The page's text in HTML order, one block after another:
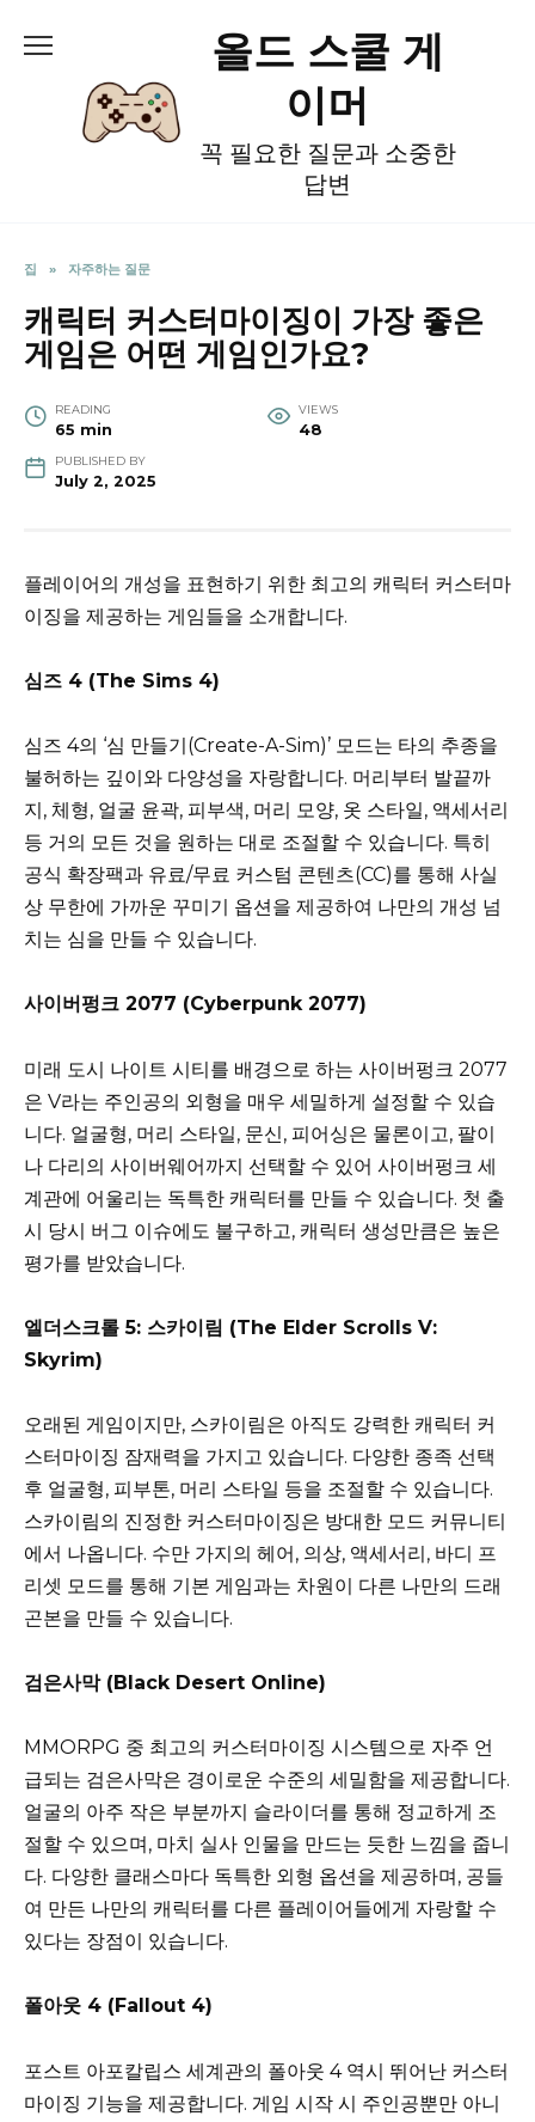
올드 스쿨 게
이머
꼭 필요한 질문과 소중한
답변
집 » 자주하는 질문
캐릭터 커스터마이징이 가장 좋은
게임은 어떤 게임인가요?
READING
65 min
VIEWS
48
PUBLISHED BY
July 2, 2025
플레이어의 개성을 표현하기 위한 최고의 캐릭터 커스터마
이징을 제공하는 게임들을 소개합니다.
심즈 4 (The Sims 4)
심즈 4의 ‘심 만들기(Create-A-Sim)’ 모드는 타의 추종을
불허하는 깊이와 다양성을 자랑합니다. 머리부터 발끝까
지, 체형, 얼굴 윤곽, 피부색, 머리 모양, 옷 스타일, 액세서리
등 거의 모든 것을 원하는 대로 조절할 수 있습니다. 특히
공식 확장팩과 유료/무료 커스텀 콘텐츠(CC)를 통해 사실
상 무한에 가까운 꾸미기 옵션을 제공하여 나만의 개성 넘
치는 심을 만들 수 있습니다.
사이버펑크 2077 (Cyberpunk 2077)
미래 도시 나이트 시티를 배경으로 하는 사이버펑크 2077
은 V라는 주인공의 외형을 매우 세밀하게 설정할 수 있습
니다. 얼굴형, 머리 스타일, 문신, 피어싱은 물론이고, 팔이
나 다리의 사이버웨어까지 선택할 수 있어 사이버펑크 세
계관에 어울리는 독특한 캐릭터를 만들 수 있습니다. 첫 출
시 당시 버그 이슈에도 불구하고, 캐릭터 생성만큼은 높은
평가를 받았습니다.
엘더스크롤 5: 스카이림 (The Elder Scrolls V:
Skyrim)
오래된 게임이지만, 스카이림은 아직도 강력한 캐릭터 커
스터마이징 잠재력을 가지고 있습니다. 다양한 종족 선택
후 얼굴형, 피부톤, 머리 스타일 등을 조절할 수 있습니다.
스카이림의 진정한 커스터마이징은 방대한 모드 커뮤니티
에서 나옵니다. 수만 가지의 헤어, 의상, 액세서리, 바디 프
리셋 모드를 통해 기본 게임과는 차원이 다른 나만의 드래
곤본을 만들 수 있습니다.
검은사막 (Black Desert Online)
MMORPG 중 최고의 커스터마이징 시스템으로 자주 언
급되는 검은사막은 경이로운 수준의 세밀함을 제공합니다.
얼굴의 아주 작은 부분까지 슬라이더를 통해 정교하게 조
절할 수 있으며, 마치 실사 인물을 만드는 듯한 느낌을 줍니
다. 다양한 클래스마다 독특한 외형 옵션을 제공하며, 공들
여 만든 나만의 캐릭터를 다른 플레이어들에게 자랑할 수
있다는 장점이 있습니다.
폴아웃 4 (Fallout 4)
포스트 아포칼립스 세계관의 폴아웃 4 역시 뛰어난 커스터
마이징 기능을 제공합니다. 게임 시작 시 주인공뿐만 아니